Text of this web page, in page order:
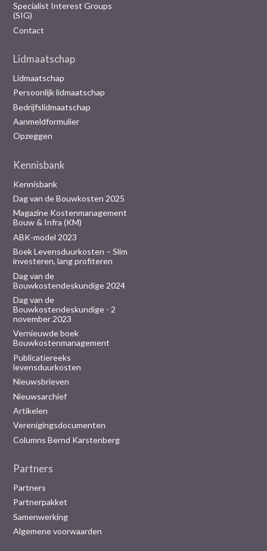
Specialist Interest Groups
(SIG)
Contact
Lidmaatschap
Lidmaatschap
Persoonlijk lidmaatschap
Bedrijfslidmaatschap
Aanmeldformulier
Opzeggen
Kennisbank
Kennisbank
Dag van de Bouwkosten 2025
Magazine Kostenmanagement
Bouw & Infra (KM)
ABK-model 2023
Boek Levensduurkosten – Slim
investeren, lang profiteren
Dag van de
Bouwkostendeskundige 2024
Dag van de
Bouwkostendeskundige - 2
november 2023
Vernieuwde boek
Bouwkostenmanagement
Publicatiereeks
levensduurkosten
Nieuwsbrieven
Nieuwsarchief
Artikelen
Verenigingsdocumenten
Columns Bernd Karstenberg
Partners
Partners
Partnerpakket
Samenwerking
Algemene voorwaarden